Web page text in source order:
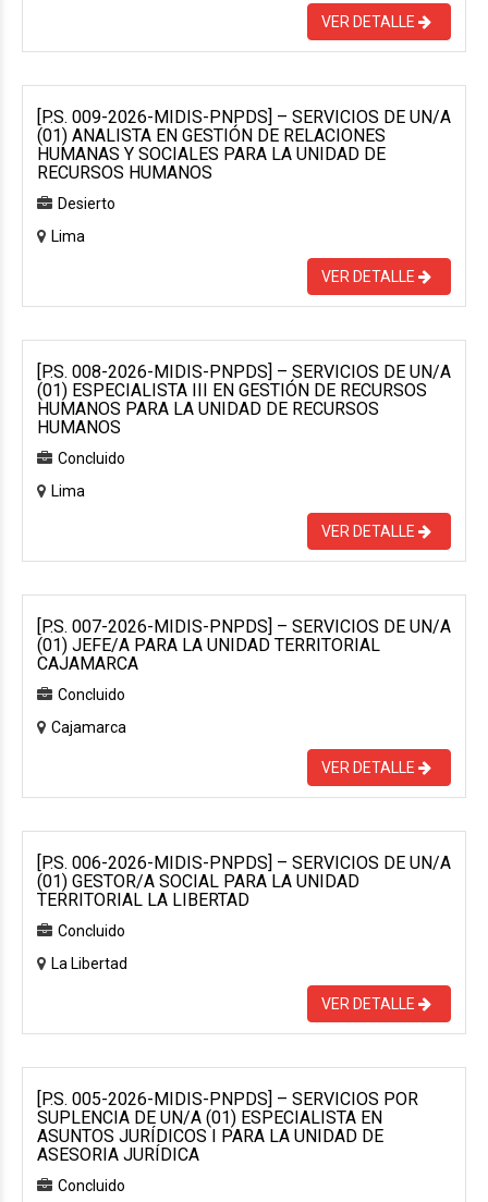
VER DETALLE
[P.S. 009-2026-MIDIS-PNPDS] – SERVICIOS DE UN/A
(01) ANALISTA EN GESTIÓN DE RELACIONES
HUMANAS Y SOCIALES PARA LA UNIDAD DE
RECURSOS HUMANOS
Desierto
Lima
VER DETALLE
[P.S. 008-2026-MIDIS-PNPDS] – SERVICIOS DE UN/A
(01) ESPECIALISTA III EN GESTIÓN DE RECURSOS
HUMANOS PARA LA UNIDAD DE RECURSOS
HUMANOS
Concluido
Lima
VER DETALLE
[P.S. 007-2026-MIDIS-PNPDS] – SERVICIOS DE UN/A
(01) JEFE/A PARA LA UNIDAD TERRITORIAL
CAJAMARCA
Concluido
Cajamarca
VER DETALLE
[P.S. 006-2026-MIDIS-PNPDS] – SERVICIOS DE UN/A
(01) GESTOR/A SOCIAL PARA LA UNIDAD
TERRITORIAL LA LIBERTAD
Concluido
La Libertad
VER DETALLE
[P.S. 005-2026-MIDIS-PNPDS] – SERVICIOS POR
SUPLENCIA DE UN/A (01) ESPECIALISTA EN
ASUNTOS JURÍDICOS I PARA LA UNIDAD DE
ASESORIA JURÍDICA
Concluido